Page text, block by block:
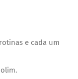
e cada um